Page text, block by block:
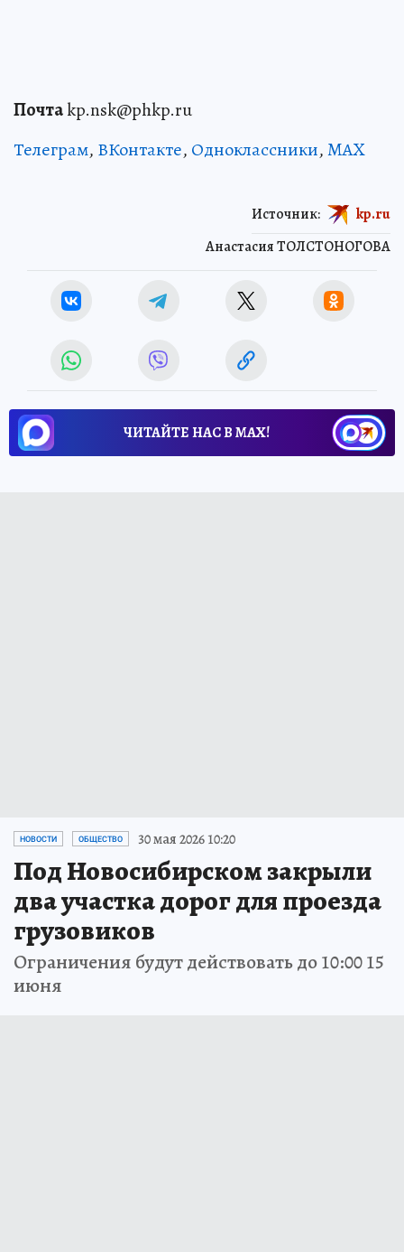
Почтаkp.nsk@phkp.ru
Телеграм, ВКонтакте, Одноклассники,MAX
Анастасия ТОЛСТОНОГОВА
Источник: kp.ru
ЧИТАЙТЕ НАС В МАХ!
НОВОСТИ ОБЩЕСТВО 30 мая 2026 10:20
Под Новосибирском закрыли
два участка дорог для проезда
грузовиков
Ограничения будут действовать до 10:00 15
июня